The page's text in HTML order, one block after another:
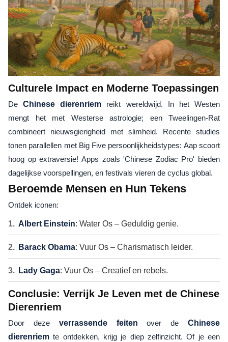
Culturele Impact en Moderne Toepassingen
DeChinese dierenriem reikt wereldwijd. In het Westen
mengt het met Westerse astrologie; een Tweelingen-Rat
combineert nieuwsgierigheid met slimheid. Recente studies
tonen parallellen met Big Five persoonlijkheidstypes: Aap scoort
hoog op extraversie! Apps zoals 'Chinese Zodiac Pro' bieden
dagelijkse voorspellingen, en festivals vieren de cyclus global.
Beroemde Mensen en Hun Tekens
Ontdek iconen:
Albert Einstein: Water Os – Geduldig genie.
Barack Obama: Vuur Os – Charismatisch leider.
Lady Gaga: Vuur Os – Creatief en rebels.
Conclusie: Verrijk Je Leven met de Chinese
Dierenriem
Door deze verrassende feiten over deChinese
dierenriem te ontdekken, krijg je diep zelfinzicht. Of je een